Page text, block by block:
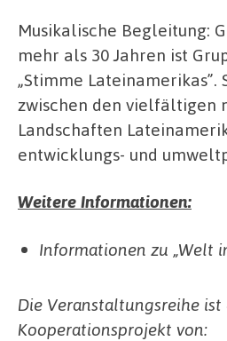
Musikalische Begleitung:
mehr als 30 Jahren ist
„Stimme Lateinamerikas”.
zwischen den vielfältigen
Landschaften
entwicklungs- und
Weitere Informationen:
Informationen zu „Welt
Die Veranstaltungsreihe ist
Kooperationsprojekt von: